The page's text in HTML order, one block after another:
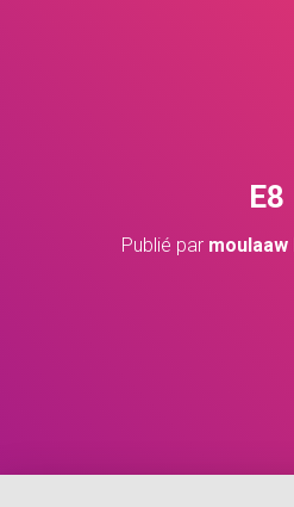
E8
Publié par moulaaw